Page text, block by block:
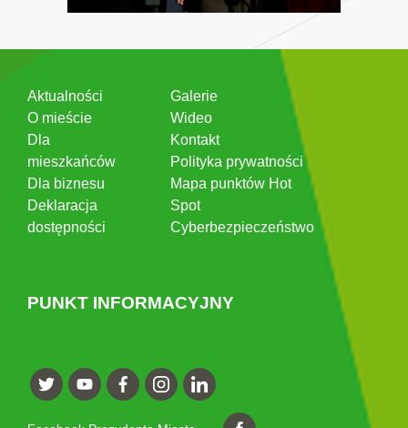
Aktualności
O mieście
Dla
mieszkańców
Dla biznesu
Deklaracja
dostępności
Galerie
Wideo
Kontakt
Polityka prywatności
Mapa punktów Hot
Spot
Cyberbezpieczeństwo
PUNKT INFORMACYJNY